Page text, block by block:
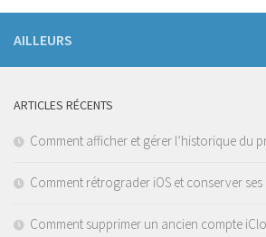
AILLEURS
ARTICLES RÉCENTS
Comment afficher et gérer l’historique du
Comment rétrograder iOS et conserver ses
Comment supprimer un ancien compte